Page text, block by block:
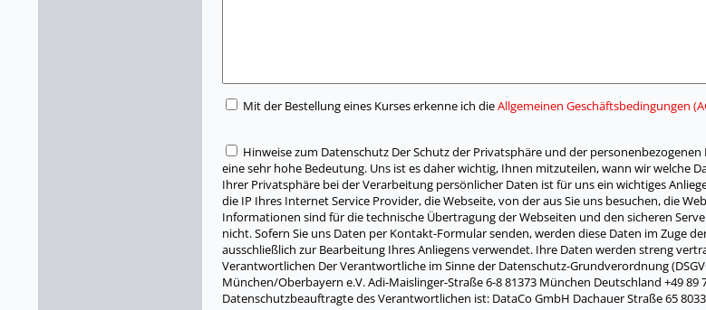
Mit der Bestellung eines Kurses erkenne ich dieAllgemeinen Geschäftsbedingungen
Hinweise zum Datenschutz Der Schutz der Privatsphäre und der
eine sehr hohe Bedeutung. Uns ist es daher wichtig, Ihnen mitzuteilen, wann wir welche
Ihrer Privatsphäre bei der Verarbeitung persönlicher Daten ist für uns ein wichtiges
die IP Ihres Internet Service Provider, die Webseite, von der aus Sie uns besuchen, die
Informationen sind für die technische Übertragung der Webseiten und den sicheren
nicht. Sofern Sie uns Daten per Kontakt-Formular senden, werden diese Daten im Zuge
ausschließlich zur Bearbeitung Ihres Anliegens verwendet. Ihre Daten werden streng
Verantwortlichen Der Verantwortliche im Sinne der Datenschutz-Grundverordnung
München/Oberbayern e.V. Adi-Maislinger-Straße 6-8 81373 München Deutschland +49
Datenschutzbeauftragte des Verantwortlichen ist: DataCo GmbH Dachauer Straße 65